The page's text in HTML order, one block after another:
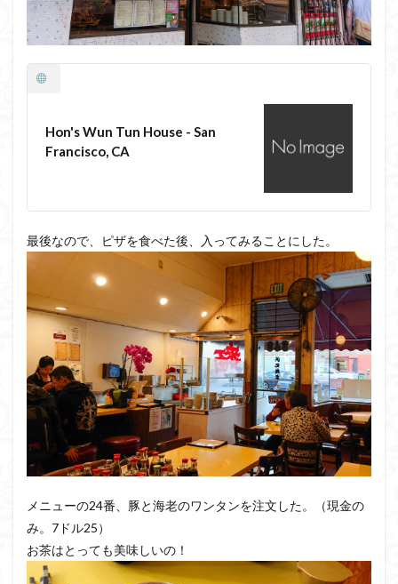
Hon's Wun Tun House - San
Francisco, CA
最後なので、ピザを食べた後、入ってみることにした。
メニューの24番、豚と海老のワンタンを注文した。（現金の
み。7ドル25）
お茶はとっても美味しいの！